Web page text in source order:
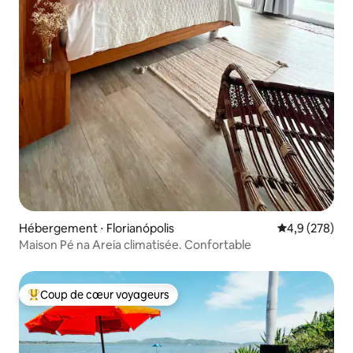
Hébergement ⋅ Florianópolis Évaluation
4,9 (278)
Maison Pé na Areia climatisée. Confortable
Coups de cœur voyageurs les plus appréciés
Coup de cœur voyageurs